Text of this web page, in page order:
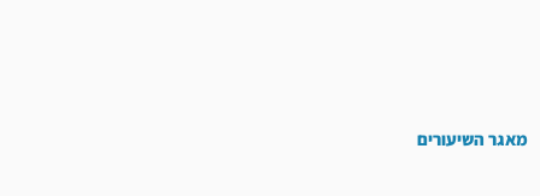
מאגר השיעורים